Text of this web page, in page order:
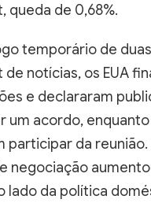
queda de 0,68%.
temporário de
notícias, os EUA
e declararam
acordo,
da reunião.
negociação
da política